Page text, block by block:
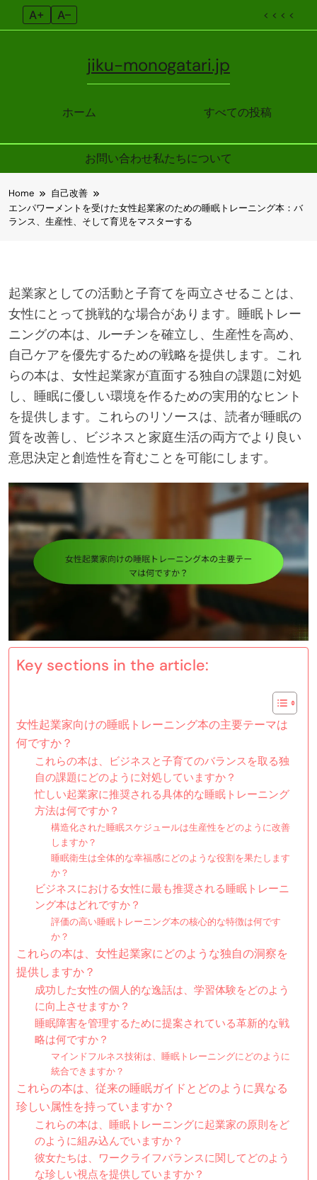
A+ A– < < < <
ホーム
jiku-monogatari.jp
すべての投稿
お問い合わせ私たちについて
to
content
Home
自己改善
エンパワーメントを受けた女性起業家のための睡眠トレーニング本：バ
ランス、生産性、そして育児をマスターする
起業家としての活動と子育てを両立させることは、
女性にとって挑戦的な場合があります。睡眠トレー
ニングの本は、ルーチンを確立し、生産性を高め、
自己ケアを優先するための戦略を提供します。これ
らの本は、女性起業家が直面する独自の課題に対処
し、睡眠に優しい環境を作るための実用的なヒント
を提供します。これらのリソースは、読者が睡眠の
質を改善し、ビジネスと家庭生活の両方でより良い
意思決定と創造性を育むことを可能にします。
Key sections in the article:
女性起業家向けの睡眠トレーニング本の主要テーマは
何ですか？
これらの本は、ビジネスと子育てのバランスを取る独
自の課題にどのように対処していますか？
忙しい起業家に推奨される具体的な睡眠トレーニング
方法は何ですか？
構造化された睡眠スケジュールは生産性をどのように改善
しますか？
睡眠衛生は全体的な幸福感にどのような役割を果たします
か？
ビジネスにおける女性に最も推奨される睡眠トレーニ
ング本はどれですか？
評価の高い睡眠トレーニング本の核心的な特徴は何です
か？
これらの本は、女性起業家にどのような独自の洞察を
提供しますか？
成功した女性の個人的な逸話は、学習体験をどのよう
に向上させますか？
睡眠障害を管理するために提案されている革新的な戦
略は何ですか？
マインドフルネス技術は、睡眠トレーニングにどのように
統合できますか？
これらの本は、従来の睡眠ガイドとどのように異なる
珍しい属性を持っていますか？
これらの本は、睡眠トレーニングに起業家の原則をど
のように組み込んでいますか？
彼女たちは、ワークライフバランスに関してどのよう
な珍しい視点を提供していますか？